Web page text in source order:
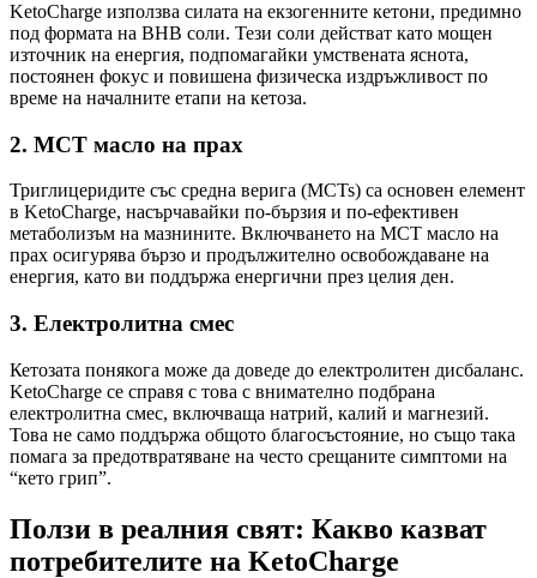
KetoCharge използва силата на екзогенните кетони, предимно
под формата на BHB соли. Тези соли действат като мощен
източник на енергия, подпомагайки умствената яснота,
постоянен фокус и повишена физическа издръжливост по
време на началните етапи на кетоза.
2. MCT масло на прах
Триглицеридите със средна верига (MCTs) са основен елемент
в KetoCharge, насърчавайки по-бързия и по-ефективен
метаболизъм на мазнините. Включването на MCT масло на
прах осигурява бързо и продължително освобождаване на
енергия, като ви поддържа енергични през целия ден.
3. Електролитна смес
Кетозата понякога може да доведе до електролитен дисбаланс.
KetoCharge се справя с това с внимателно подбрана
електролитна смес, включваща натрий, калий и магнезий.
Това не само поддържа общото благосъстояние, но също така
помага за предотвратяване на често срещаните симптоми на
“кето грип”.
Ползи в реалния свят: Какво казват
потребителите на KetoCharge